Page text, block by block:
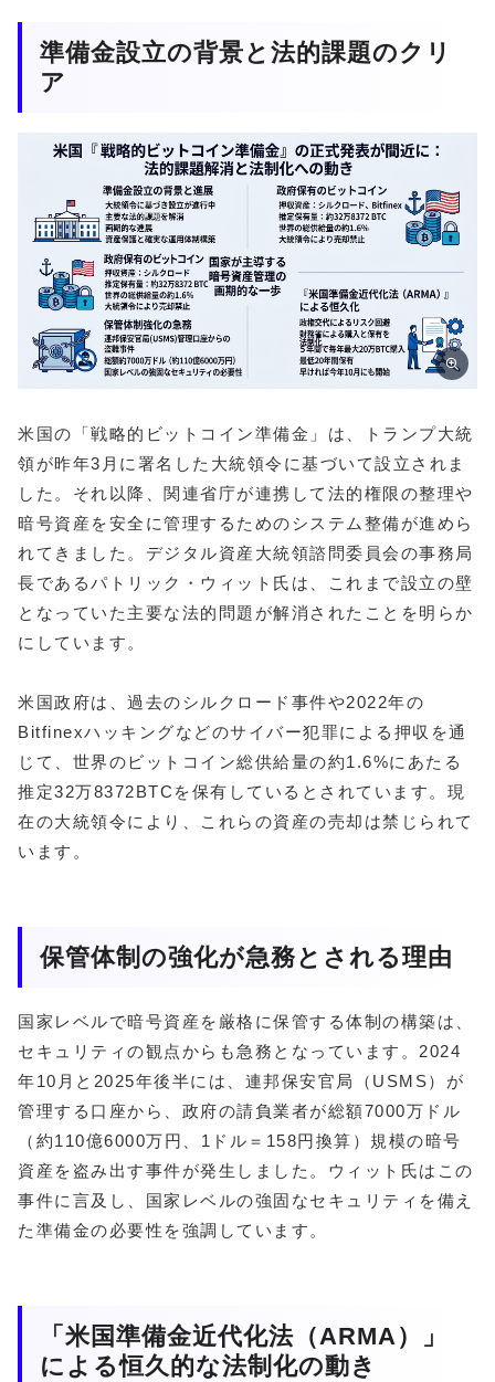
準備金設立の背景と法的課題のクリ
ア
米国の「戦略的ビットコイン準備金」は、トランプ大統
領が昨年3月に署名した大統領令に基づいて設立されま
した。それ以降、関連省庁が連携して法的権限の整理や
暗号資産を安全に管理するためのシステム整備が進めら
れてきました。デジタル資産大統領諮問委員会の事務局
長であるパトリック・ウィット氏は、これまで設立の壁
となっていた主要な法的問題が解消されたことを明らか
にしています。
米国政府は、過去のシルクロード事件や2022年の
Bitfinexハッキングなどのサイバー犯罪による押収を通
じて、世界のビットコイン総供給量の約1.6%にあたる
推定32万8372BTCを保有しているとされています。現
在の大統領令により、これらの資産の売却は禁じられて
います。
保管体制の強化が急務とされる理由
国家レベルで暗号資産を厳格に保管する体制の構築は、
セキュリティの観点からも急務となっています。2024
年10月と2025年後半には、連邦保安官局（USMS）が
管理する口座から、政府の請負業者が総額7000万ドル
（約110億6000万円、1ドル＝158円換算）規模の暗号
資産を盗み出す事件が発生しました。ウィット氏はこの
事件に言及し、国家レベルの強固なセキュリティを備え
た準備金の必要性を強調しています。
「米国準備金近代化法（ARMA）」
による恒久的な法制化の動き